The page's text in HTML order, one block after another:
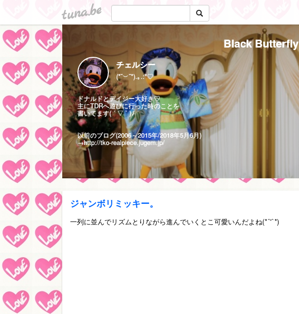
tuna.be
Black Butterfly
チェルシー
(*˘︶˘*).｡.:*♡
ドナルドとデイジー大好き♡
主にTDRへ遊びに行った時のことを
書いてます( ´ ▽ ` )ﾉ
以前のブログ(2006～2015年/2018年5月6月)
→http://tko-realpiece.jugem.jp/
ジャンボリミッキー。
一列に並んでリズムとりながら進んでいくとこ可愛いんだよね(*´˘`*)